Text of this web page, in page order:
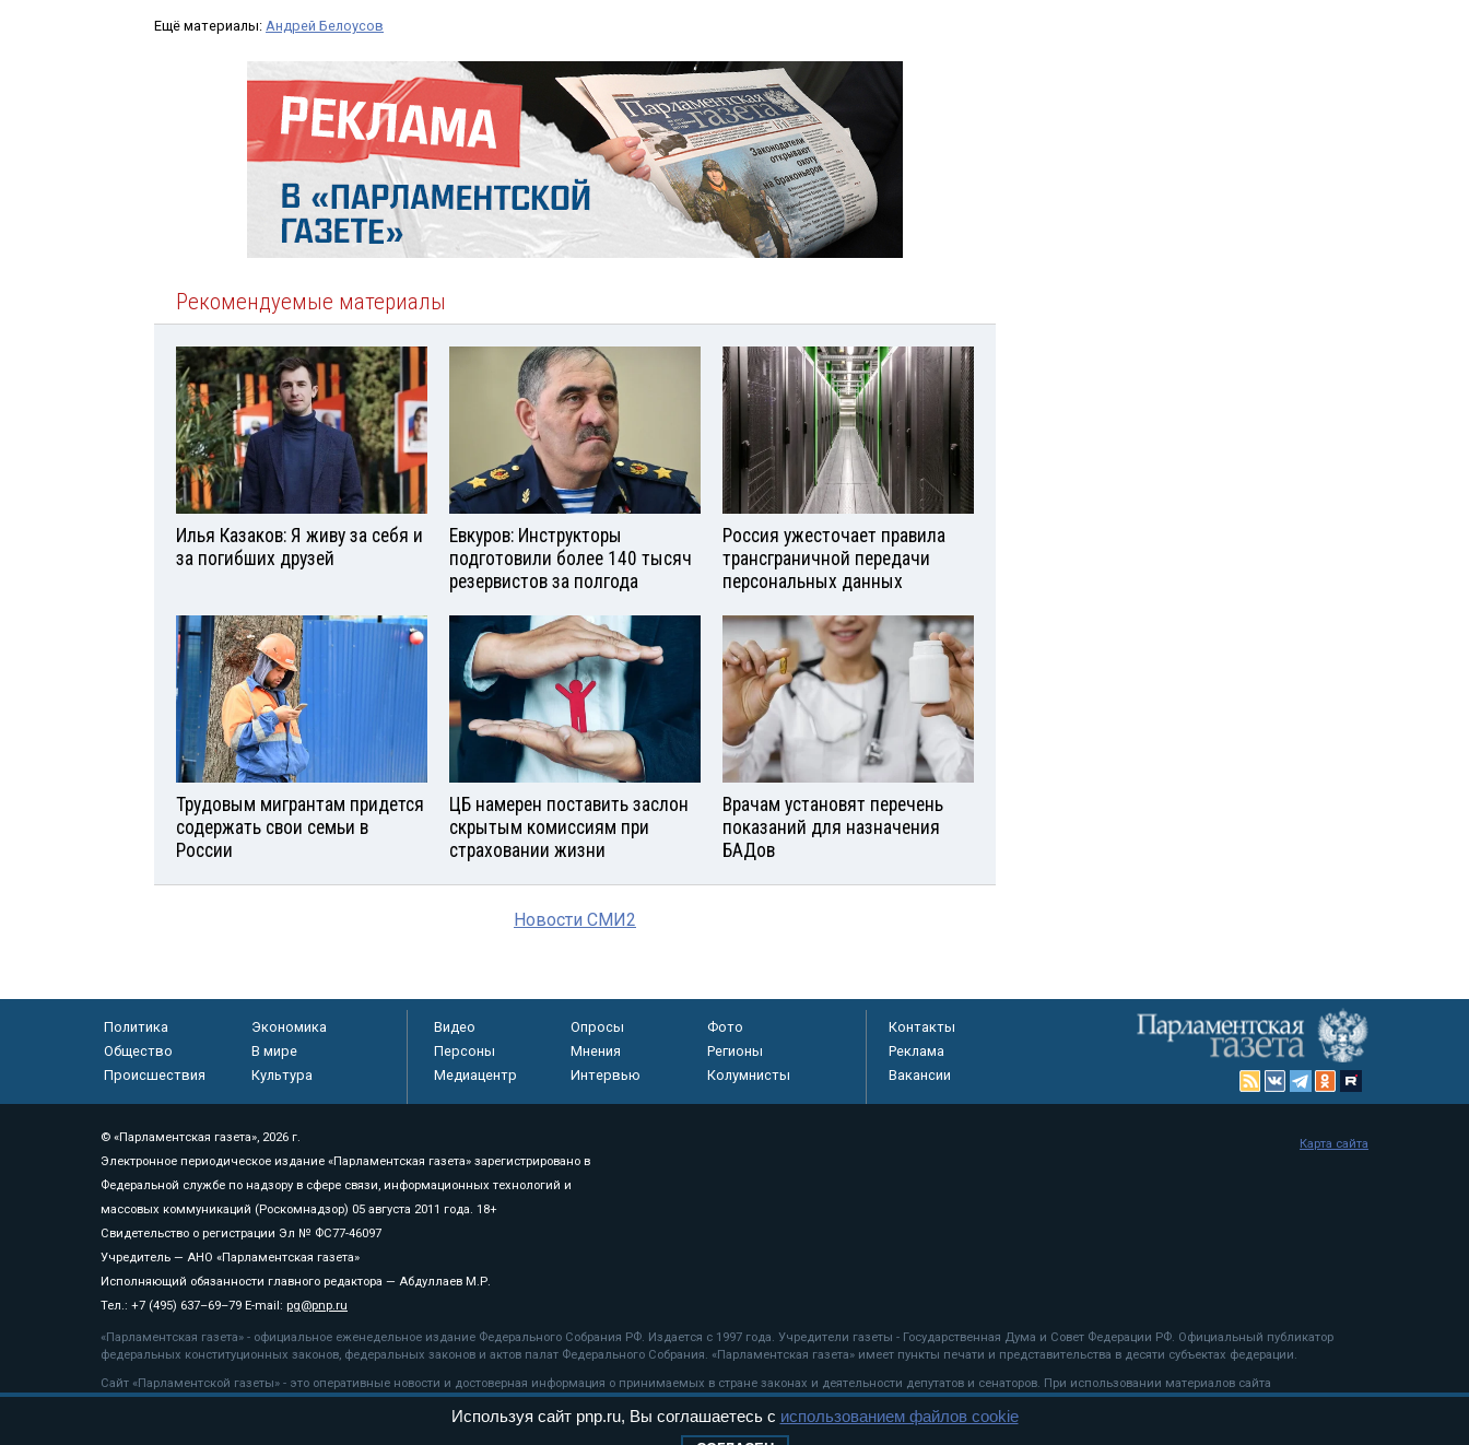
Ещё материалы: Андрей Белоусов
Рекомендуемые материалы
Илья Казаков: Я живу за себя и
за погибших друзей
Евкуров: Инструкторы
подготовили более 140 тысяч
резервистов за полгода
Россия ужесточает правила
трансграничной передачи
персональных данных
Трудовым мигрантам придется
содержать свои семьи в
России
ЦБ намерен поставить заслон
скрытым комиссиям при
страховании жизни
Врачам установят перечень
показаний для назначения
БАДов
Новости СМИ2
Политика
Экономика
Общество
В мире
Происшествия
Культура
Видео Опросы
Фото
Персоны
Мнения
Регионы
Медиацентр
Интервью Колумнисты
Контакты
Реклама
Вакансии
© «Парламентская газета», 2026 г.
Электронное периодическое издание «Парламентская газета» зарегистрировано в
Федеральной службе по надзору в сфере связи, информационных технологий и
массовых коммуникаций (Роскомнадзор) 05 августа 2011 года. 18+
Свидетельство о регистрации Эл № ФС77-46097
Учредитель — АНО «Парламентская газета»
Исполняющий обязанности главного редактора — Абдуллаев М.Р.
Тел.: +7 (495) 637–69–79 E-mail: pg@pnp.ru
«Парламентская газета» - официальное еженедельное издание Федерального Собрания РФ. Издается с 1997 года. Учредители газеты - Государственная Дума и Совет Федерации РФ. Официальный публикатор
федеральных конституционных законов, федеральных законов и актов палат Федерального Собрания. «Парламентская газета» имеет пункты печати и представительства в десяти субъектах федерации.
Сайт «Парламентской газеты» - это оперативные новости и достоверная информация о принимаемых в стране законах и деятельности депутатов и сенаторов. При использовании материалов сайта
«Парламентской газеты» активная ссылка на pnp.ru обязательна.
рекомендательные технологии
Карта сайта
Используя сайт pnp.ru, Вы соглашаетесь с использованием файлов cookie